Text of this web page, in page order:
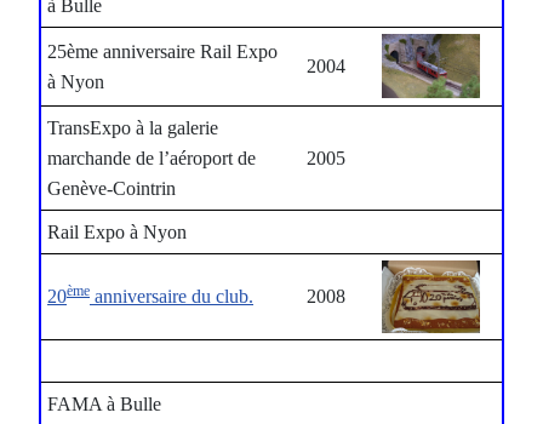
à Bulle
25ème anniversaire Rail Expo
à Nyon
2004
TransExpo à la galerie
marchande de l’aéroport de
Genève-Cointrin
2005
Rail Expo à Nyon
20ème anniversaire du club. 2008
FAMA à Bulle